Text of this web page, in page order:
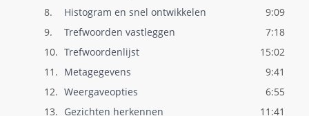
8.
Histogram en snel ontwikkelen
9:09
9.
Trefwoorden vastleggen
7:18
10. Trefwoordenlijst
15:02
11. Metagegevens
9:41
12. Weergaveopties
6:55
13. Gezichten herkennen
11:41